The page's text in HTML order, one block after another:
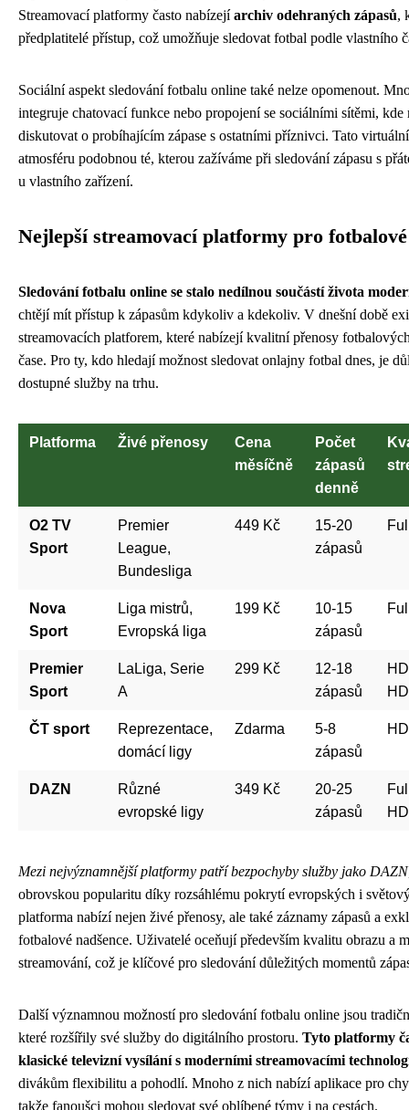
Streamovací platformy často nabízejíarchiv odehraných zápasů,
předplatitelé přístup, což umožňuje sledovat fotbal podle vlastního
Sociální aspekt sledování fotbalu online také nelze opomenout.
integruje chatovací funkce nebo propojení se sociálními sítěmi, kde
diskutovat o probíhajícím zápase s ostatními příznivci. Tato
atmosféru podobnou té, kterou zažíváme při sledování zápasu s
u vlastního zařízení.
Nejlepší streamovací platformy pro
Sledování fotbalu online se stalo nedílnou součástí života
chtějí mít přístup k zápasům kdykoliv a kdekoliv. V dnešní době
streamovacích platforem, které nabízejí kvalitní přenosy
čase. Pro ty, kdo hledají možnost sledovat onlajny fotbal dnes, je
dostupné služby na trhu.
Platforma Živé přenosy
Cena
měsíčně
Počet
zápasů
denně
O2 TV
Sport
Premier
League,
Bundesliga
449 Kč
15-20
zápasů
Nova
Sport
Liga mistrů,
Evropská liga
199 Kč
10-15
zápasů
Premier
Sport
LaLiga, Serie
A
299 Kč
12-18
zápasů
HD
ČT sport
Reprezentace,
domácí ligy
Zdarma
5-8
zápasů
HD
DAZN
Různé
evropské ligy
349 Kč
20-25
zápasů
Mezi nejvýznamnější platformy patří bezpochyby služby jako DAZN
obrovskou popularitu díky rozsáhlému pokrytí evropských i
platforma nabízí nejen živé přenosy, ale také záznamy zápasů a
fotbalové nadšence. Uživatelé oceňují především kvalitu obrazu a
streamování, což je klíčové pro sledování důležitých momentů
Další významnou možností pro sledování fotbalu online jsou
které rozšířily své služby do digitálního prostoru. Tyto platformy
klasické televizní vysílání s moderními streamovacími
divákům flexibilitu a pohodlí. Mnoho z nich nabízí aplikace pro
takže fanoušci mohou sledovat své oblíbené týmy i na cestách.